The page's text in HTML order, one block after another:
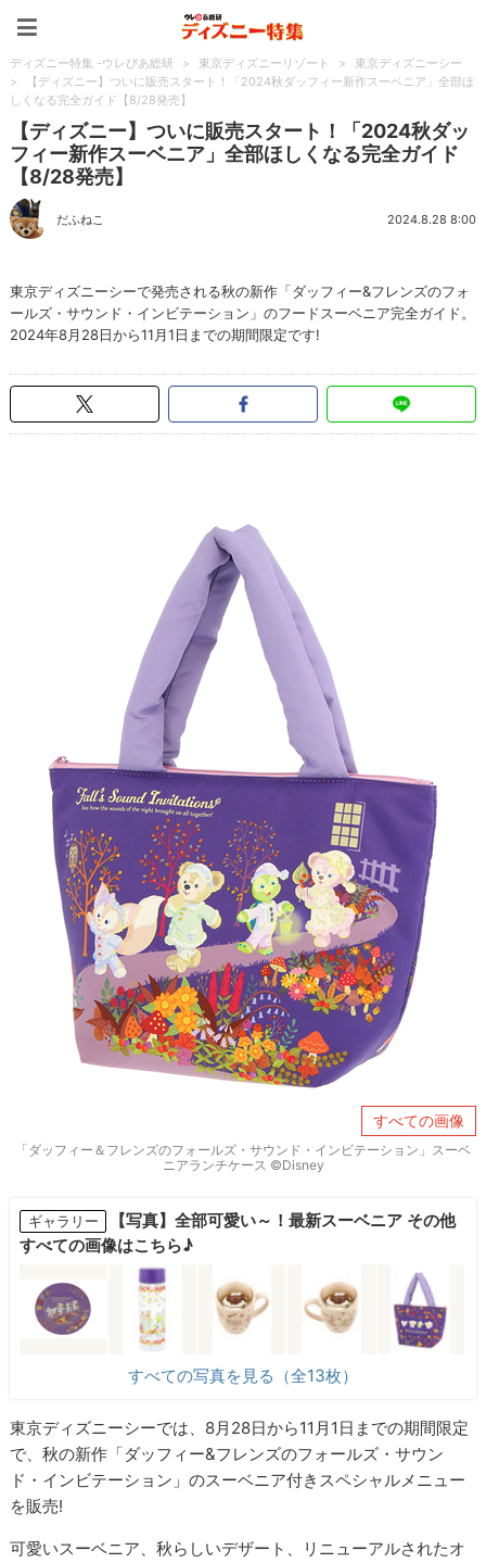
ディズニー特集 -ウレぴあ総研 > 東京ディズニーリゾート >
東京ディズニーシー
>
【ディズニー】ついに販売スタート！「2024秋ダッフィー新作スーベニア」全部ほ
しくなる完全ガイド【8/28発売】
【ディズニー】ついに販売スタート！「2024秋ダッ
フィー新作スーベニア」全部ほしくなる完全ガイド
【8/28発売】
だふねこ 2024.8.28 8:00
東京ディズニーシーで発売される秋の新作「ダッフィー&フレンズのフォ
ールズ・サウンド・インビテーション」のフードスーベニア完全ガイド。
2024年8月28日から11月1日までの期間限定です!
すべての画像
「ダッフィー＆フレンズのフォールズ・サウンド・インビテーション」スーベ
ニアランチケース ©Disney
ギャラリー
【写真】全部可愛い～！最新スーベニア その他
すべての画像はこちら♪
すべての写真を見る（全13枚）
東京ディズニーシーでは、8月28日から11月1日までの期間限定
で、秋の新作「ダッフィー&フレンズのフォールズ・サウン
ド・インビテーション」のスーベニア付きスペシャルメニュー
を販売!
可愛いスーベニア、秋らしいデザート、リニューアルされたオ